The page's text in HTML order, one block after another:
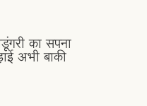
का सपना
अभी बाकी